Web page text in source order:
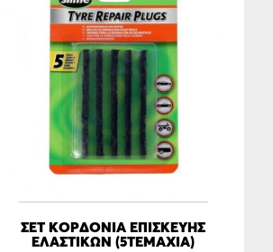
ΣΕΤ ΚΟΡΔΟΝΙΑ ΕΠΙΣΚΕΥΗΣ
ΕΛΑΣΤΙΚΩΝ (5ΤΕΜΆΧΙΑ)